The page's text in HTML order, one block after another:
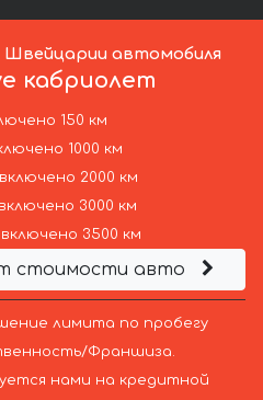
автомобиля
кабриолет
150 км
1000 км
2000 км
3000 км
3500 км
стоимости авто
лимита по пробегу
Франшиза.
нами на кредитной